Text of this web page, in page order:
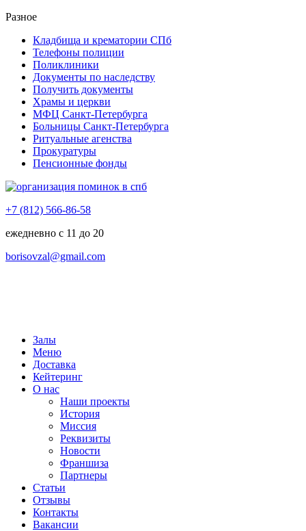
Разное
Кладбища и крематории СПб
Телефоны полиции
Поликлиники
Документы по наследству
Получить документы
Храмы и церкви
МФЦ Санкт-Петербурга
Больницы Санкт-Петербурга
Ритуальные агенства
Прокуратуры
Пенсионные фонды
+7 (812) 566-86-58
ежедневно с 11 до 20
borisovzal@gmail.com
Залы
Меню
Доставка
Кейтеринг
О нас
Наши проекты
История
Миссия
Реквизиты
Новости
Франшиза
Партнеры
Статьи
Отзывы
Контакты
Вакансии